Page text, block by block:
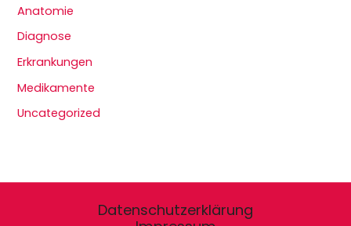
Anatomie
Diagnose
Erkrankungen
Medikamente
Uncategorized
Datenschutzerklärung